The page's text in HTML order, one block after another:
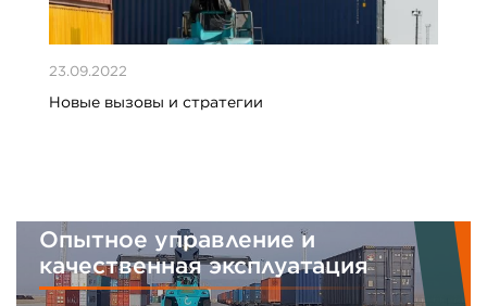
23.09.2022
Новые вызовы и стратегии
Опытное управление и
качественная эксплуатация